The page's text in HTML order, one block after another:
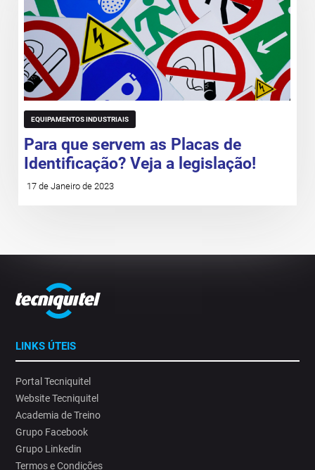
EQUIPAMENTOS INDUSTRIAIS
Para que servem as Placas de
Identificação? Veja a legislação!
17 de Janeiro de 2023
LINKS ÚTEIS
Portal Tecniquitel
Website Tecniquitel
Academia de Treino
Grupo Facebook
Grupo Linkedin
Termos e Condições